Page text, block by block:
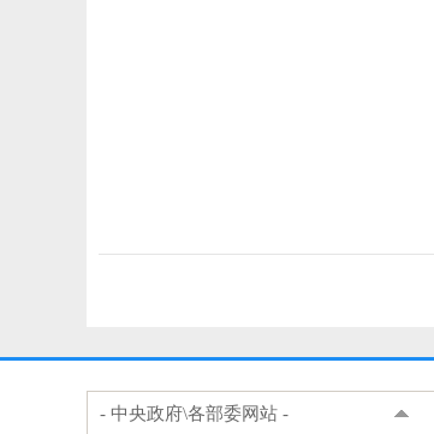
- 中央政府\各部委网站 -